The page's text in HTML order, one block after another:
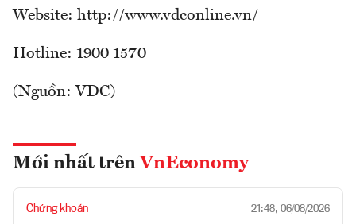
Website: http://www.vdconline.vn/
Hotline: 1900 1570
(Nguồn: VDC)
Mới nhất trên VnEconomy
Chứng khoán 21:48, 06/08/2026